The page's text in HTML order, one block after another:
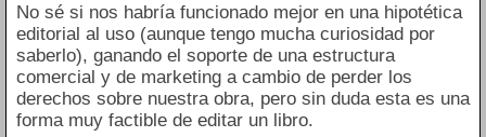
No sé si nos habría funcionado mejor en una hipotética
editorial al uso (aunque tengo mucha curiosidad por
saberlo), ganando el soporte de una estructura
comercial y de marketing a cambio de perder los
derechos sobre nuestra obra, pero sin duda esta es una
forma muy factible de editar un libro.